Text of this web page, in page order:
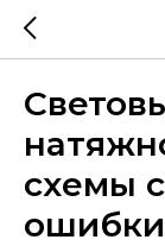
схемы
ошибки